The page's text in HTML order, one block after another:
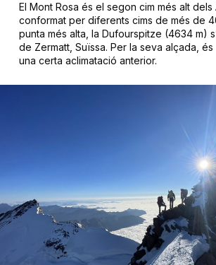
El Mont Rosa és el segon cim més alt dels
conformat per diferents cims de més de
punta més alta, la Dufourspitze (4634 m)
de Zermatt, Suïssa. Per la seva alçada,
una certa aclimatació anterior.